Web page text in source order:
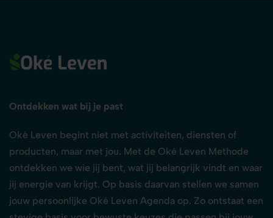
Ontdekken wat bij je past
Oké Leven begint niet met activiteiten, diensten of
producten, maar met jou. Met de Oké Leven Methode
ontdekken we wie jij bent, wat jij belangrijk vindt en waar
jij energie van krijgt. Op basis daarvan stellen we samen
jouw persoonlijke Oké Leven Agenda op. Zo ontstaat een